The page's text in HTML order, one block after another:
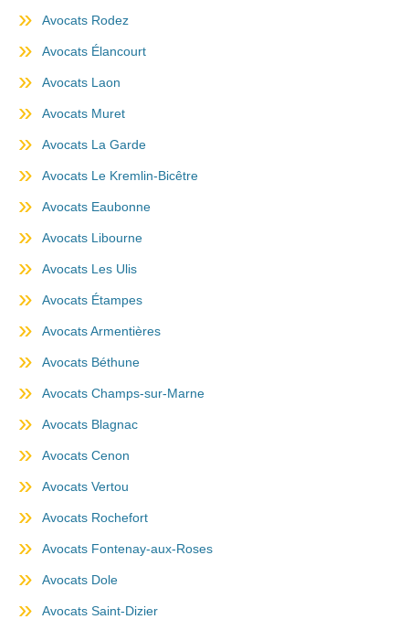
Avocats Rodez
Avocats Élancourt
Avocats Laon
Avocats Muret
Avocats La Garde
Avocats Le Kremlin-Bicêtre
Avocats Eaubonne
Avocats Libourne
Avocats Les Ulis
Avocats Étampes
Avocats Armentières
Avocats Béthune
Avocats Champs-sur-Marne
Avocats Blagnac
Avocats Cenon
Avocats Vertou
Avocats Rochefort
Avocats Fontenay-aux-Roses
Avocats Dole
Avocats Saint-Dizier